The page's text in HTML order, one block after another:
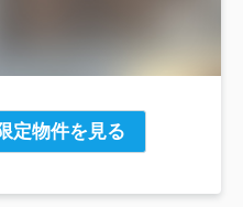
定物件を見る